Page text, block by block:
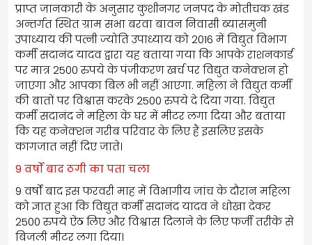
प्राप्त जानकारी के अनुसार कुशीनगर जनपद के मोतीचक खंड
अन्तर्गत स्थित ग्राम सभा बरवा बावन निवासी ब्यासमुनी
उपाध्याय की पत्नी ज्योति उपाध्याय को 2016 में विद्युत विभाग
कर्मी सदानंद यादव द्वारा यह बताया गया कि आपके राशनकार्ड
पर मात्र 2500 रुपये के पंजीकरण खर्च पर विद्युत कनेक्शन हो
जाएगा और आपका बिल भी नहीं आएगा. महिला ने विद्युत कर्मी
की बातों पर विश्वास करके 2500 रुपये दे दिया गया. विद्युत
कर्मी सदानंद ने महिला के घर में मीटर लगा दिया और बताया
कि यह कनेक्शन गरीब परिवार के लिए है इसलिए इसके
कागजात नहीं दिए जाते।
9 वर्षों बाद ठगी का पता चला
9 वर्षों बाद इस फरवरी माह में विभागीय जांच के दौरान महिला
को ज्ञात हुआ कि विद्युत कर्मी सदानंद यादव ने धोखा देकर
2500 रुपये ऐंठ लिए और विश्वास दिलाने के लिए फर्जी तरीके से
बिजली मीटर लगा दिया।